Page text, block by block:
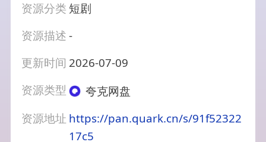
资源分类 短剧
资源描述-
更新时间 2026-07-09
资源类型
夸克网盘
资源地址 https://pan.quark.cn/s/91f52322
17c5